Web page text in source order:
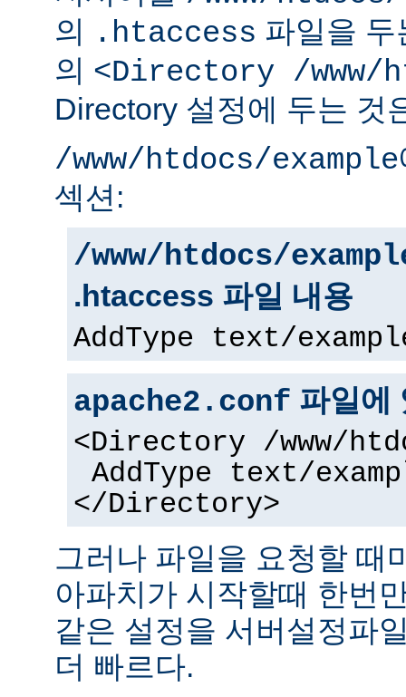
의
.htaccess 파일을
의 <Directory /www/
Directory 설정에 두는 것
/www/htdocs/example
섹션:
/www/htdocs/
.htaccess 파일 내용
AddType text/
apache2.conf 파일에
<Directory /www/
AddType text/
</Directory>
그러나 파일을 요청할 때
아파치가 시작할때 한번
같은 설정을 서버설정파
더 빠르다.